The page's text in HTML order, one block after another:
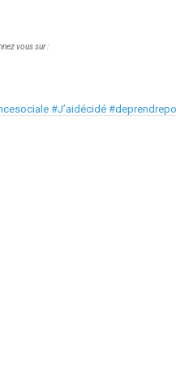
vous sur :
#J’aidécidé